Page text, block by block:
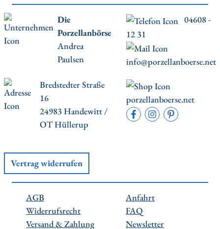
Die
Porzellanbörse
Andrea
Paulsen
04608 -
12 31
info@porzellanboerse.net
Bredstedter Straße
16
24983 Handewitt /
OT Hüllerup
porzellanboerse.net
Vertrag widerrufen
AGB
Widerrufsrecht
Versand & Zahlung
Anfahrt
FAQ
Newsletter